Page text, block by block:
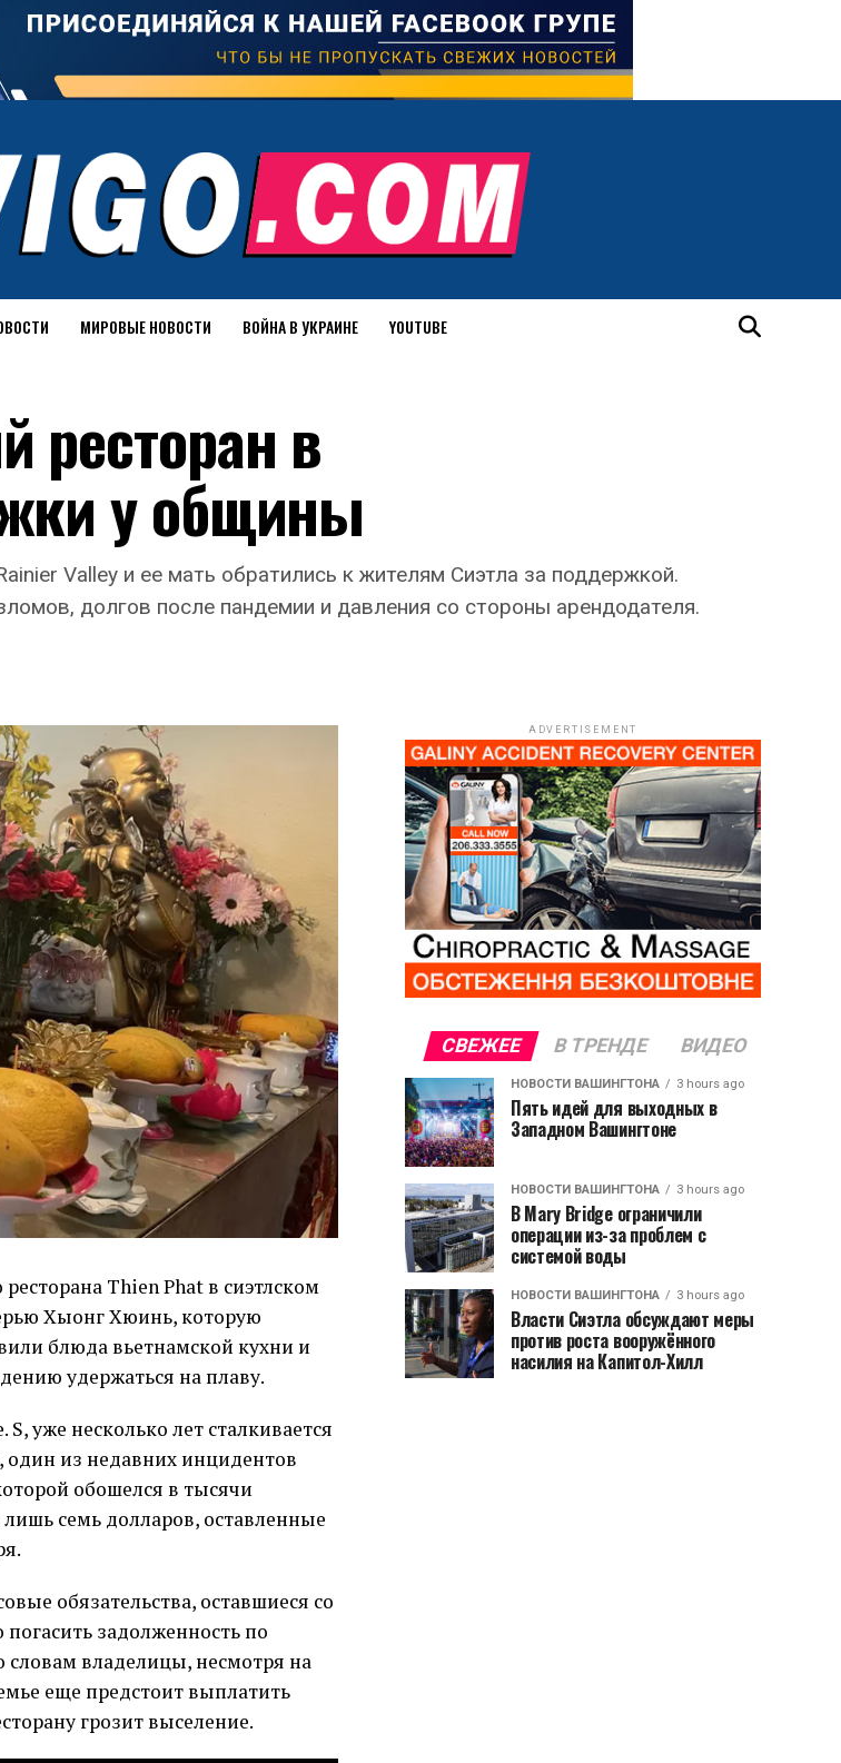
МИРОВЫЕ НОВОСТИ ВОЙНА В УКРАИНЕ YOUTUBE
ресторан в
у общины
Valley и ее мать обратились к жителям Сиэтла за поддержкой.
долгов после пандемии и давления со стороны арендодателя.
Thien Phat в сиэтлском
Хыонг Хюинь, которую
блюда вьетнамской кухни и
удержаться на плаву.
уже несколько лет сталкивается
один из недавних инцидентов
обошелся в тысячи
семь долларов, оставленные
обязательства, оставшиеся со
задолженность по
владелицы, несмотря на
еще предстоит выплатить
грозит выселение.
ADVERTISEMENT
СВЕЖЕЕ В ТРЕНДЕ ВИДЕО
НОВОСТИ ВАШИНГТОНА 3 hours ago
Пять идей для выходных в
Западном Вашингтоне
НОВОСТИ ВАШИНГТОНА 3 hours ago
В Mary Bridge ограничили
операции из-за проблем с
системой воды
НОВОСТИ ВАШИНГТОНА 3 hours ago
Власти Сиэтла обсуждают меры
против роста вооружённого
насилия на Капитол-Хилл